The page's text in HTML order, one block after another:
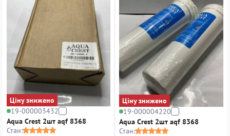
Ціну знижено
19-000003432
Aqua Crest 2шт aqf 8368
Стан:
Ціну знижено
19-000004220
Aqua Crest 2шт aqf 8368
Стан: